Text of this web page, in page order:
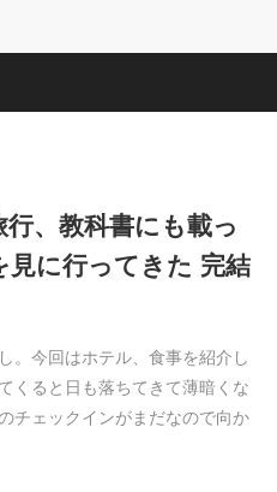
、教科書にも載っ
見に行ってきた 完結
。今回はホテル、食事を紹介し
くると日も落ちてきて薄暗くな
チェックインがまだなので向か